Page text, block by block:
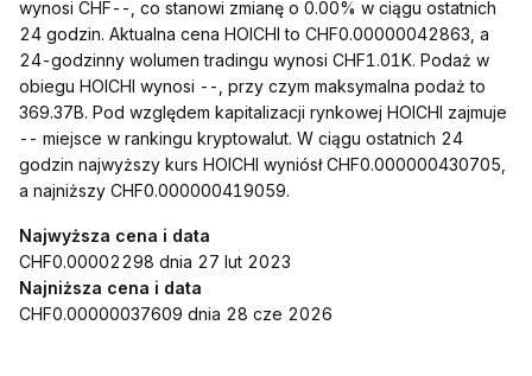
wynosi CHF--, co stanowi zmianę o 0.00% w ciągu ostatnich
24 godzin. Aktualna cena HOICHI to CHF0.00000042863, a
24-godzinny wolumen tradingu wynosi CHF1.01K. Podaż w
obiegu HOICHI wynosi --, przy czym maksymalna podaż to
369.37B. Pod względem kapitalizacji rynkowej HOICHI zajmuje
-- miejsce w rankingu kryptowalut. W ciągu ostatnich 24
godzin najwyższy kurs HOICHI wyniósł CHF0.000000430705,
a najniższy CHF0.000000419059.
Najwyższa cena i data
CHF0.00002298 dnia 27 lut 2023
Najniższa cena i data
CHF0.00000037609 dnia 28 cze 2026